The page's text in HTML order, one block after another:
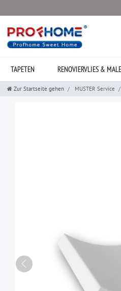
TAPETEN RENOVIERVLIES &
Zur Startseite gehen MUSTER Service